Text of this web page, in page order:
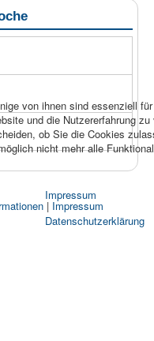
Impressum
Datenschutzerklärung
von ihnen sind essenziell
und die Nutzererfahrung zu
ob Sie die Cookies
nicht mehr alle
| Impressum